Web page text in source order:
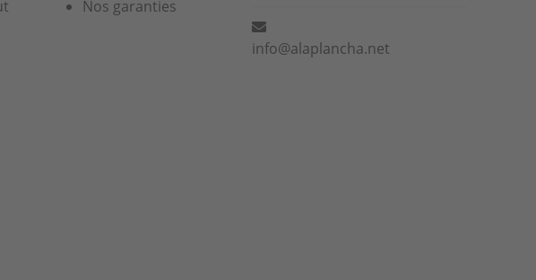
Nos garanties
info@alaplancha.net